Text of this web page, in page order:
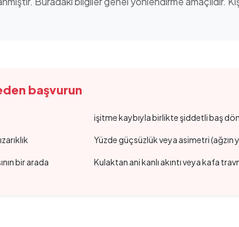
başvurun
işitme kaybıyla birlikte şiddetli baş
Yüzde güçsüzlük veya asimetri
bir arada
Kulaktan ani kanlı akıntı veya kafa